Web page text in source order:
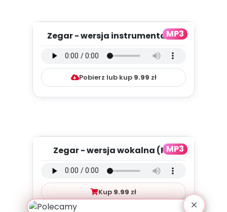
MP3
Zegar - wersja instrumentalna
Pobierz lub kup 9.99 zł
MP3
Zegar - wersja wokalna (PD,
Kup 9.99 zł